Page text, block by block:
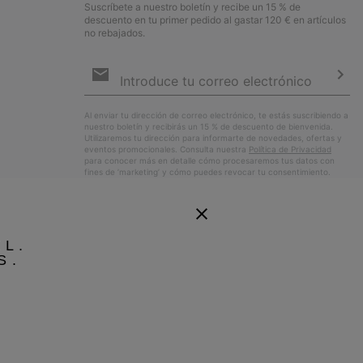
Suscríbete a nuestro boletín y recibe un 15 % de
descuento en tu primer pedido al gastar 120 € en artículos
no rebajados.
de
Al enviar tu dirección de correo electrónico, te estás suscribiendo a
nuestro boletín y recibirás un 15 % de descuento de bienvenida.
Utilizaremos tu dirección para informarte de novedades, ofertas y
eventos promocionales. Consulta nuestra
Política de Privacidad
para conocer más en detalle cómo procesaremos tus datos con
fines de ’marketing’ y cómo puedes revocar tu consentimiento.